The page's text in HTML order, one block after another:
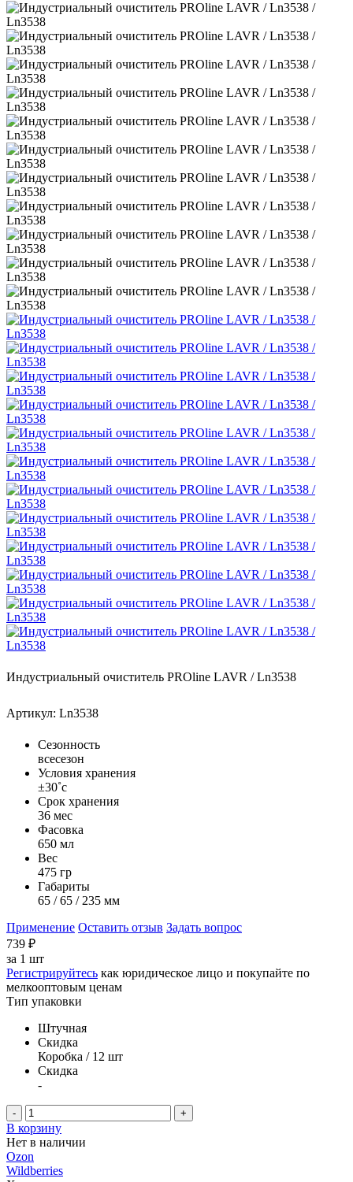
Индустриальный очиститель PROline LAVR / Ln3538
Артикул: Ln3538
Сезонность
всесезон
Условия хранения
±30˚с
Срок хранения
36 мес
Фасовка
650 мл
Вес
475 гр
Габариты
65 / 65 / 235 мм
Применение Оставить отзыв Задать вопрос
739 ₽
за 1 шт
Регистрируйтесь как юридическое лицо и покупайте по
мелкооптовым ценам
Тип упаковки
Штучная
Скидка
Коробка / 12 шт
Скидка
-
- +
В корзину
Нет в наличии
Ozon
Wildberries